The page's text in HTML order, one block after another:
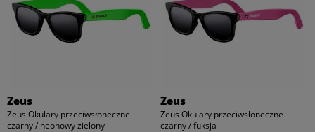
Zeus
Zeus Okulary przeciwsłoneczne
czarny / neonowy zielony
Zeus
Zeus Okulary przeciwsłoneczne
czarny / fuksja